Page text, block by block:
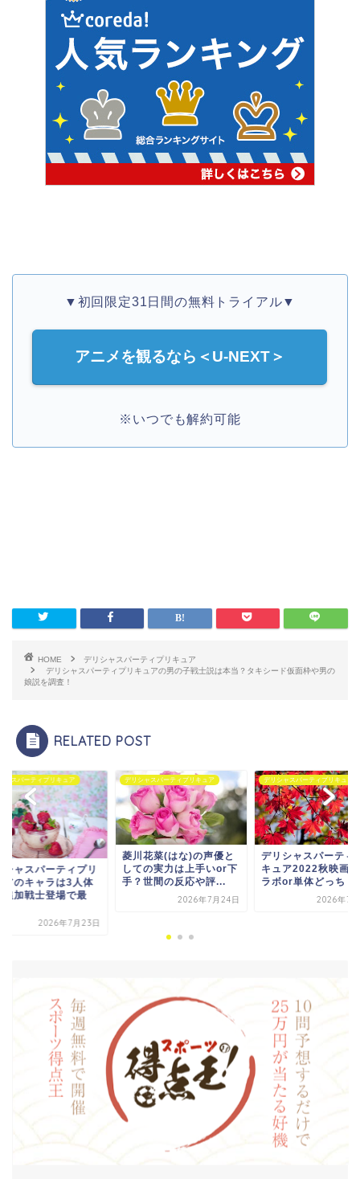
▼初回限定31日間の無料トライアル▼
アニメを観るなら＜U-NEXT＞
※いつでも解約可能
HOME
デリシャスパーティプリキュア
デリシャスパーティプリキュアの男の子戦士説は本当？タキシード仮面枠や男の
娘説を調査！
RELATED POST
ャスパーティプリキュア
シャスパーティプリ
アのキャラは3人体
追加戦士登場で最
2026年7月23日
デリシャスパーティプリキュア
菱川花菜(はな)の声優と
しての実力は上手いor下
手？世間の反応や評...
2026年7月24日
デリシャスパーティプリキュア
デリシャスパーティ
キュア2022秋映画
ラボor単体どっち？
2026年7